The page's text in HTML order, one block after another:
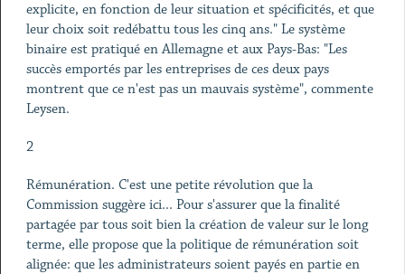
explicite, en fonction de leur situation et spécificités, et que
leur choix soit redébattu tous les cinq ans." Le système
binaire est pratiqué en Allemagne et aux Pays-Bas: "Les
succès emportés par les entreprises de ces deux pays
montrent que ce n'est pas un mauvais système", commente
Leysen.
2
Rémunération. C'est une petite révolution que la
Commission suggère ici... Pour s'assurer que la finalité
partagée par tous soit bien la création de valeur sur le long
terme, elle propose que la politique de rémunération soit
alignée: que les administrateurs soient payés en partie en